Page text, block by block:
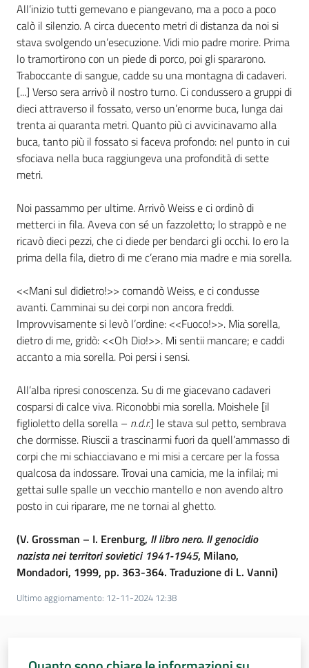
Argomenti
Per i media
Per i cittadini
All’inizio tutti gemevano e piangevano, ma a poco a poco
calò il silenzio. A circa duecento metri di distanza da noi si
stava svolgendo un’esecuzione. Vidi mio padre morire. Prima
lo tramortirono con un piede di porco, poi gli spararono.
Traboccante di sangue, cadde su una montagna di cadaveri.
[...] Verso sera arrivò il nostro turno. Ci condussero a gruppi di
dieci attraverso il fossato, verso un’enorme buca, lunga dai
trenta ai quaranta metri. Quanto più ci avvicinavamo alla
buca, tanto più il fossato si faceva profondo: nel punto in cui
sfociava nella buca raggiungeva una profondità di sette
metri.
Noi passammo per ultime. Arrivò Weiss e ci ordinò di
metterci in fila. Aveva con sé un fazzoletto; lo strappò e ne
ricavò dieci pezzi, che ci diede per bendarci gli occhi. Io ero la
prima della fila, dietro di me c’erano mia madre e mia sorella.
<<Mani sul didietro!>> comandò Weiss, e ci condusse
avanti. Camminai su dei corpi non ancora freddi.
Improvvisamente si levò l’ordine: <<Fuoco!>>. Mia sorella,
dietro di me, gridò: <<Oh Dio!>>. Mi sentii mancare; e caddi
accanto a mia sorella. Poi persi i sensi.
All’alba ripresi conoscenza. Su di me giacevano cadaveri
cosparsi di calce viva. Riconobbi mia sorella. Moishele [il
figlioletto della sorella – n.d.r.] le stava sul petto, sembrava
che dormisse. Riuscii a trascinarmi fuori da quell’ammasso di
corpi che mi schiacciavano e mi misi a cercare per la fossa
qualcosa da indossare. Trovai una camicia, me la infilai; mi
gettai sulle spalle un vecchio mantello e non avendo altro
posto in cui riparare, me ne tornai al ghetto.
(V. Grossman – I. Erenburg, Il libro nero. Il genocidio
nazista nei territori sovietici 1941-1945, Milano,
Mondadori, 1999, pp. 363-364. Traduzione di L. Vanni)
Ultimo aggiornamento: 12-11-2024 12:38